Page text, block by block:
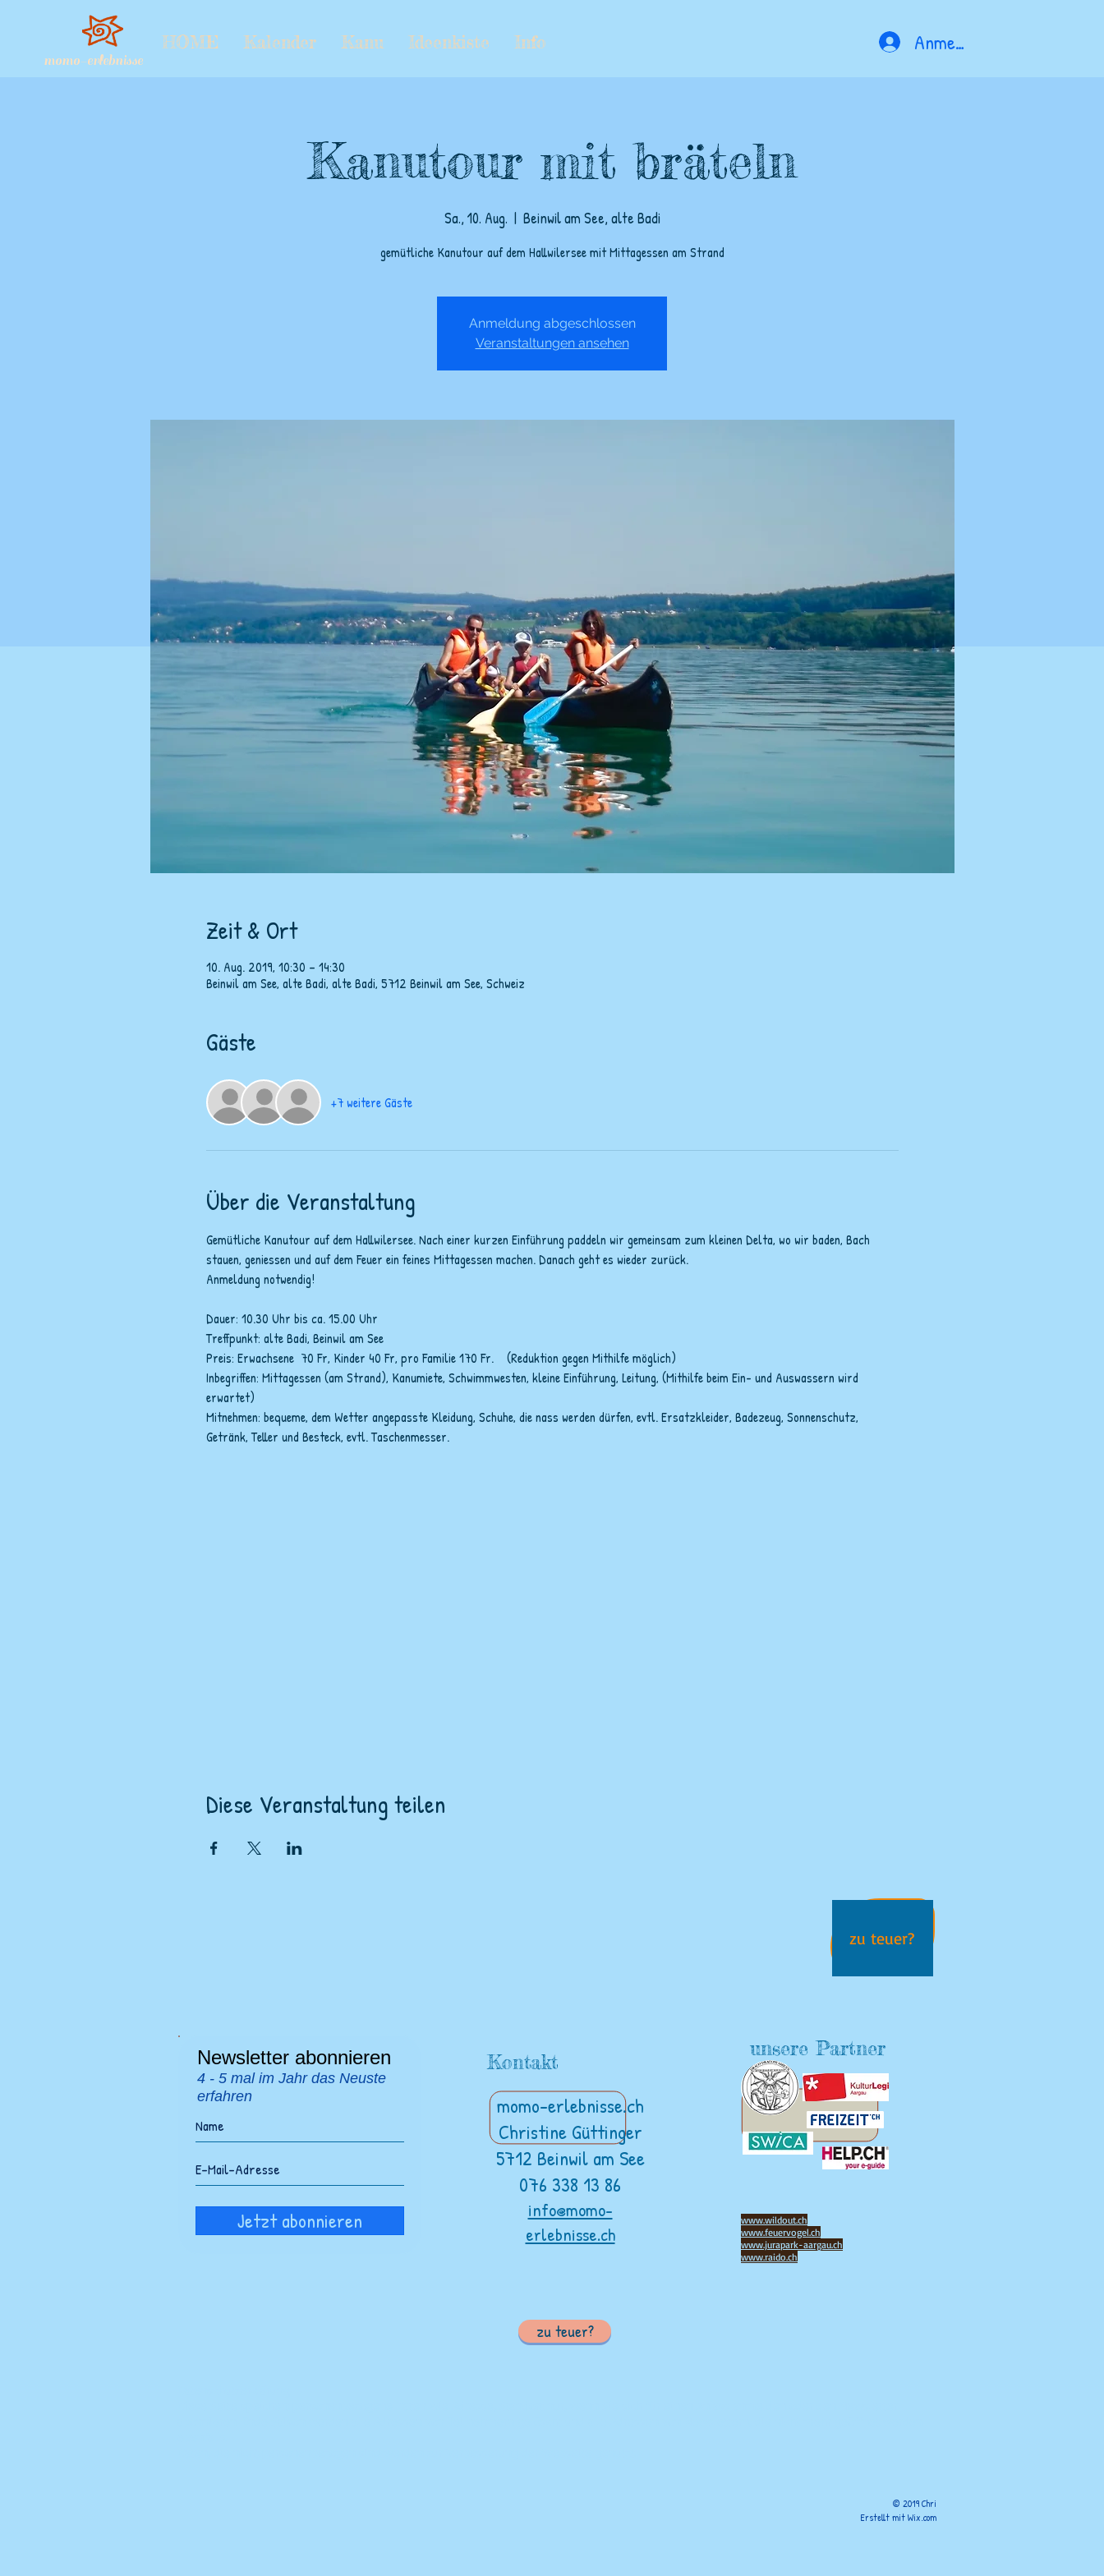
momo-erlebnisse
HOME Kalender Kanu Ideenkiste Info Anmelden
Kanutour mit bräteln
Sa., 10. Aug.
  |
Beinwil am See, alte Badi
gemütliche Kanutour auf dem Hallwilersee mit Mittagessen am Strand
Anmeldung abgeschlossen
Veranstaltungen ansehen
Zeit & Ort
10. Aug. 2019, 10:30 – 14:30
Beinwil am See, alte Badi, alte Badi, 5712 Beinwil am See, Schweiz
Gäste
+7 weitere Gäste
Über die Veranstaltung
Gemütliche Kanutour auf dem Hallwilersee. Nach einer kurzen Einführung paddeln wir gemeinsam zum kleinen Delta, wo wir baden, Bach
stauen, geniessen und auf dem Feuer ein feines Mittagessen machen. Danach geht es wieder zurück.
Anmeldung notwendig!
Dauer: 10.30 Uhr bis ca. 15.00 Uhr
Treffpunkt: alte Badi, Beinwil am See
Preis: Erwachsene  70 Fr, Kinder 40 Fr, pro Familie 170 Fr.    (Reduktion gegen Mithilfe möglich)
Inbegriffen: Mittagessen (am Strand), Kanumiete, Schwimmwesten, kleine Einführung, Leitung, (Mithilfe beim Ein- und Auswassern wird
erwartet)
Mitnehmen: bequeme, dem Wetter angepasste Kleidung, Schuhe, die nass werden dürfen, evtl. Ersatzkleider, Badezeug, Sonnenschutz,
Getränk, Teller und Besteck, evtl. Taschenmesser.
Diese Veranstaltung teilen
zu teuer?
Newsletter abonnieren
4 - 5 mal im Jahr das Neuste
erfahren
Jetzt abonnieren
Kontakt
momo-erlebnisse.ch
Christine Güttinger
5712 Beinwil am See
076 338 13 86
info@momo-
erlebnisse.ch
www.wildout.ch
www.feuervogel.ch
www.jurapark-aargau.ch
www.raido.ch
unsere Partner
zu teuer?
© 2019 Chri
Erstellt mitWix.com